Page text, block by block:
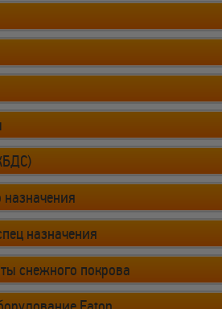
назначения
снежного покрова